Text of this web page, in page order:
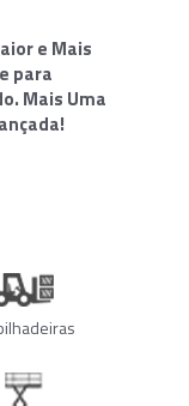
e Mais
para
Mais Uma